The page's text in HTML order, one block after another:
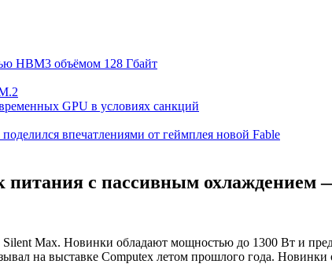
HBM3 объёмом 128 Гбайт
GPU в условиях санкций
впечатлениями от геймплея новой Fable
с пассивным охлаждением
Max. Новинки обладают мощностью до 1300 Вт и
на выставке Computex летом прошлого года.